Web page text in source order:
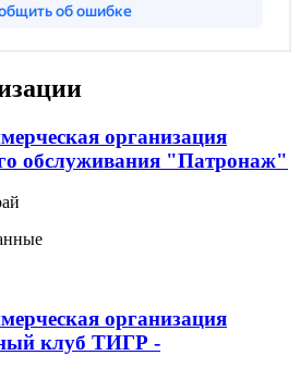
организация
обслуживания "Патронаж"
организация
клуб ТИГР -